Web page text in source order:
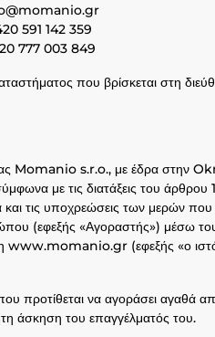
591 142 359
777 003 849
που βρίσκεται στη
Momanio s.r.o., με έδρα
με τις διατάξεις του
τις υποχρεώσεις των μερών
(εφεξής «Αγοραστής») μέσω
www.momanio.gr (εφεξής «ο
προτίθεται να αγοράσει
άσκηση του επαγγέλματός του.